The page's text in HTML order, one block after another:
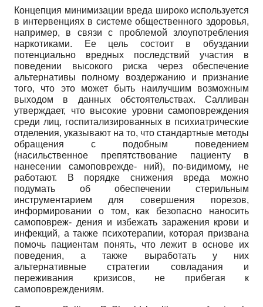
Концепция минимизации вреда широко используется
в интервенциях в системе общественного здоровья,
например, в связи с проблемой злоупотребления
наркотиками. Ее цель состоит в обуздании
потенциально вредных последствий участия в
поведении высокого риска через обеспечение
альтернативы полному воздержанию и признание
того, что это может быть наилучшим возможным
выходом в данных обстоятельствах. Салливан
утверждает, что высокие уровни самоповреждения
среди лиц, госпитализированных в психиатрические
отделения, указывают на то, что стандартные методы
обращения с подобным поведением
(насильственное препятствование пациенту в
нанесении самоповрежде- ний), по-видимому, не
работают. В порядке снижения вреда можно
подумать об обеспечении стерильным
инструментарием для совершения порезов,
информировании о том, как безопасно наносить
самоповреж- дения и избежать заражения крови и
инфекций, а также психотерапии, которая призвана
помочь пациентам понять, что лежит в основе их
поведения, а также выработать у них
альтернативные стратегии совладания и
переживания кризисов, не прибегая к
самоповреждениям.